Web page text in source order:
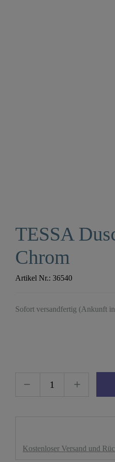
TESSA
Chrom
Artikel Nr.:36540
Sofort versandfertig (Ankunft
Kostenloser Versand und